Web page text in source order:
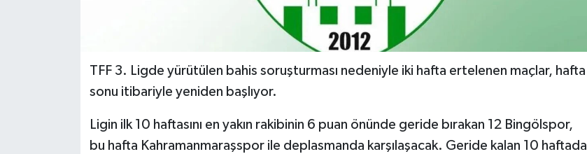
TFF 3. Ligde yürütülen bahis soruşturması nedeniyle iki hafta ertelenen maçlar, hafta
sonu itibariyle yeniden başlıyor.
Ligin ilk 10 haftasını en yakın rakibinin 6 puan önünde geride bırakan 12 Bingölspor,
bu hafta Kahramanmaraşspor ile deplasmanda karşılaşacak. Geride kalan 10 haftada
YAYLADERE